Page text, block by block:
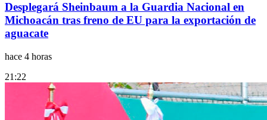
Desplegará Sheinbaum a la Guardia Nacional en
Michoacán tras freno de EU para la exportación de
aguacate
hace 4 horas
21:22